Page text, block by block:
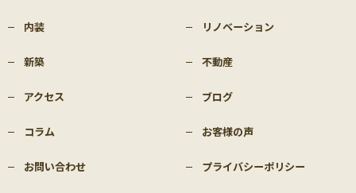
内装 リノベーション
新築 不動産
アクセス ブログ
コラム お客様の声
お問い合わせ プライバシーポリシー